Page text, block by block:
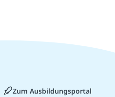
Zum Ausbildungsportal